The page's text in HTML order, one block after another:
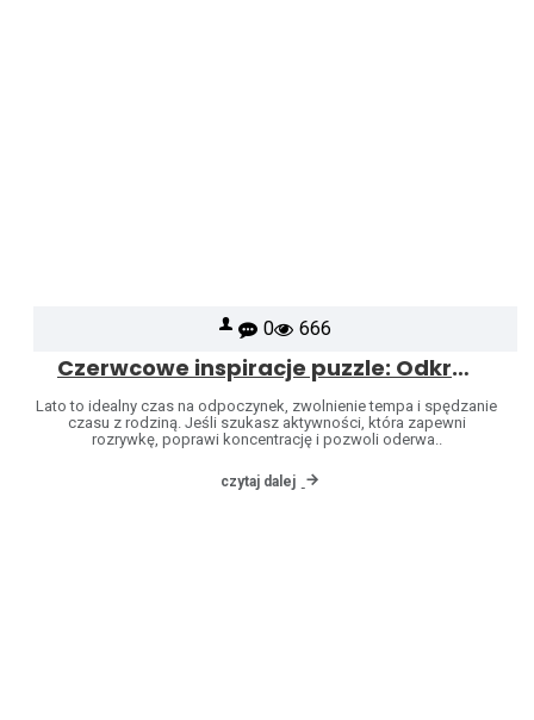
0 666
Czerwcowe inspiracje puzzle: Odkryj świat marek Heye i Jumbo
Lato to idealny czas na odpoczynek, zwolnienie tempa i spędzanie
czasu z rodziną. Jeśli szukasz aktywności, która zapewni
rozrywkę, poprawi koncentrację i pozwoli oderwa..
czytaj dalej